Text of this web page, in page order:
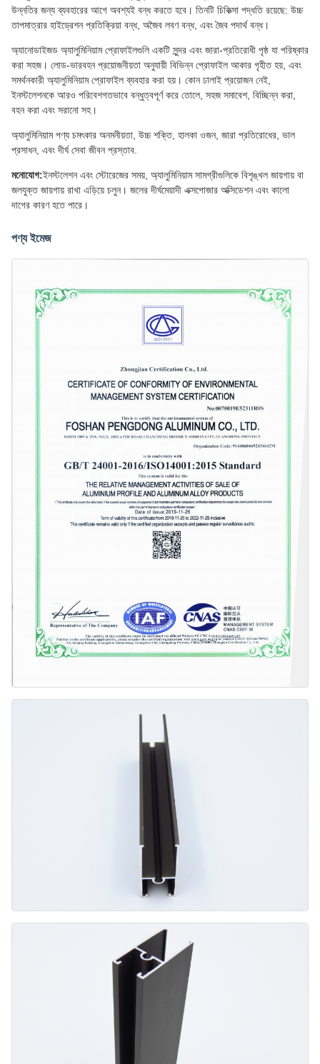
উন্নতির জন্য ব্যবহারের আগে অবশ্যই বন্ধ করতে হবে। তিনটি চিকিত্সা পদ্ধতি রয়েছে: উচ্চ
তাপমাত্রার হাইড্রেশন প্রতিক্রিয়া বন্ধ, অজৈব লবণ বন্ধ, এবং জৈব পদার্থ বন্ধ।
অ্যানোডাইজড অ্যালুমিনিয়াম প্রোফাইলগুলি একটি সুন্দর এবং জারা-প্রতিরোধী পৃষ্ঠ যা পরিষ্কার
করা সহজ। লোড-ভারবহন প্রয়োজনীয়তা অনুযায়ী বিভিন্ন প্রোফাইল আকার গৃহীত হয়, এবং
সমর্থনকারী অ্যালুমিনিয়াম প্রোফাইল ব্যবহার করা হয়। কোন ঢালাই প্রয়োজন নেই,
ইনস্টলেশনকে আরও পরিবেশগতভাবে বন্ধুত্বপূর্ণ করে তোলে, সহজ সমাবেশ, বিচ্ছিন্ন করা,
বহন করা এবং সরানো সহ।
অ্যালুমিনিয়াম পণ্য চমৎকার অনমনীয়তা, উচ্চ শক্তি, হালকা ওজন, জারা প্রতিরোধের, ভাল
প্রসাধন, এবং দীর্ঘ সেবা জীবন প্রস্তাব.
মনোযোগ:ইনস্টলেশন এবং স্টোরেজের সময়, অ্যালুমিনিয়াম সামগ্রীগুলিকে বিশৃঙ্খল জায়গায় বা
জলযুক্ত জায়গায় রাখা এড়িয়ে চলুন। জলের দীর্ঘমেয়াদী এক্সপোজার অক্সিডেশন এবং কালো
দাগের কারণ হতে পারে।
পণ্য ইমেজ